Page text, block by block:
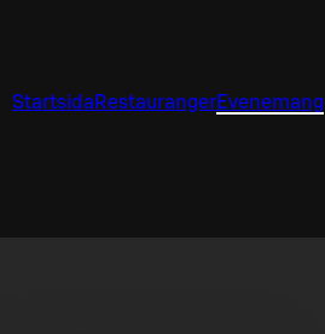
Startsida RestaurangerEvenemang